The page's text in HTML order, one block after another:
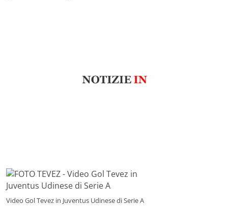
Video Gol Tevez in Juventus Udinese di Serie A